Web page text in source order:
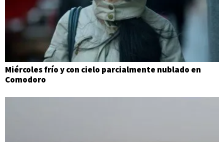
Miércoles frío y con cielo parcialmente nublado en
Comodoro